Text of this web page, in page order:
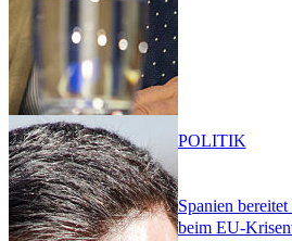
Spanien
beim EU-
POLITIK